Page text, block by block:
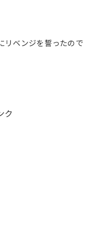
リベンジを誓ったので
ク